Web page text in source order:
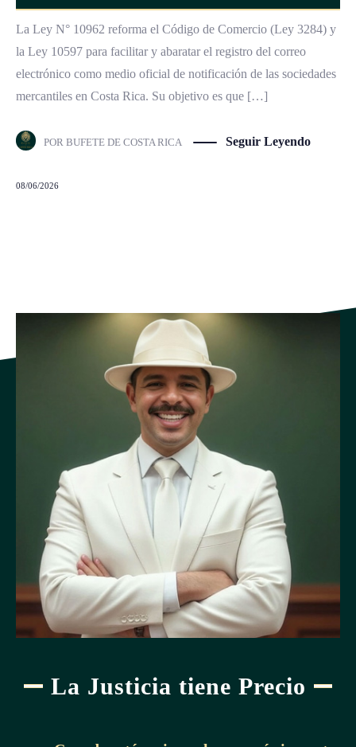
La Ley N° 10962 reforma el Código de Comercio (Ley 3284) y
la Ley 10597 para facilitar y abaratar el registro del correo
electrónico como medio oficial de notificación de las sociedades
mercantiles en Costa Rica. Su objetivo es que […]
POR BUFETE DE COSTA RICA Seguir Leyendo
08/06/2026
La Justicia tiene Precio